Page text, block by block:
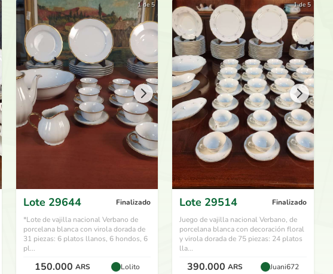
1 de 5
Lote 29644
Finalizado
*Lote de vajilla nacional Verbano de
porcelana blanca con virola dorada de
31 piezas: 6 platos llanos, 6 hondos, 6
pl...
150.000 ARS Lolito
1 de 5
Lote 29514
Finalizado
Juego de vajilla nacional Verbano, de
porcelana blanca con decoración floral
y virola dorada de 75 piezas: 24 platos
lla...
390.000 ARS Juani672